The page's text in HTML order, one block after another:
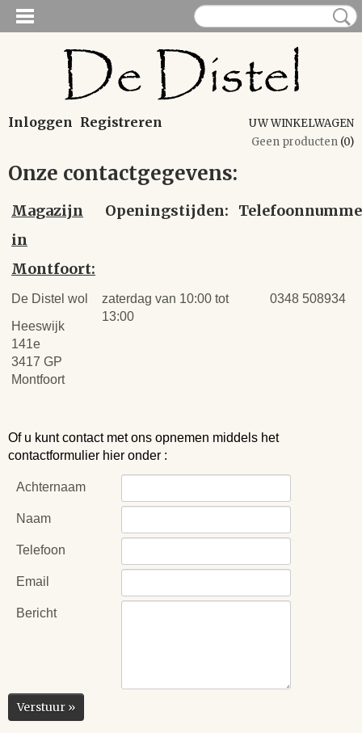
Inloggen Registreren
UW WINKELWAGEN
Geen producten (0)
Onze contactgegevens:
Magazijn
in
Montfoort:
Openingstijden:
De Distel wol
Heeswijk
141e
3417 GP
Montfoort
zaterdag van 10:00 tot
13:00
0348 508934
Of u kunt contact met ons opnemen middels het
contactformulier hier onder :
Achternaam
Naam
Telefoon
Email
Bericht
Verstuur »